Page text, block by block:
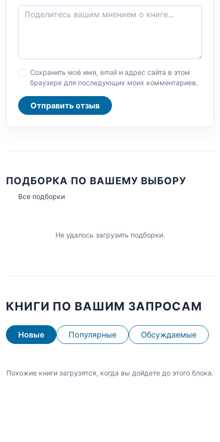
Сохранить моё имя, email и адрес сайта в этом
браузере для последующих моих комментариев.
Отправить отзыв
ПОДБОРКА ПО ВАШЕМУ ВЫБОРУ
Все подборки
Не удалось загрузить подборки.
КНИГИ ПО ВАШИМ ЗАПРОСАМ
Новые Популярные Обсуждаемые
Похожие книги загрузятся, когда вы дойдете до этого блока.